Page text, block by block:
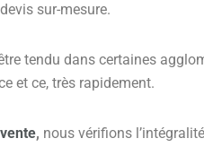
sur-mesure.
tendu dans certaines
et ce, très rapidement.
, nous vérifions